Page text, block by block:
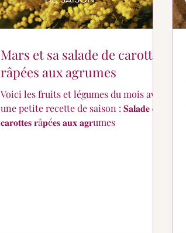
Mars et sa salade de carottes
râpées aux agrumes
Voici les fruits et légumes du mois avec
une petite recette de saison : 𝐒𝐚𝐥𝐚𝐝𝐞 𝐝𝐞
𝐜𝐚𝐫𝐨𝐭𝐭𝐞𝐬 𝐫â𝐩é𝐞𝐬 𝐚𝐮𝐱 𝐚𝐠𝐫umes